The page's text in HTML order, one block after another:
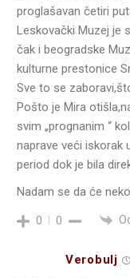
proglašavan četiri
Leskovački Muzej je
čak i beogradske
kulturne prestonice
Sve to se
Pošto je Mira
svim „prognanim “
naprave veći iskorak
period dok je bila
Nadam se da će
0 0
Verobulj